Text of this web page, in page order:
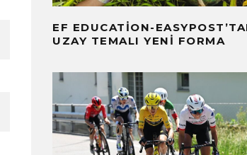
EF EDUCATION-
UZAY TEMALI YENI FORMA